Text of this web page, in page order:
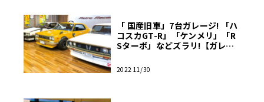
「 国産旧車」7台ガレージ! 「ハ
コスカGT-R」「ケンメリ」「R
Sターボ」などズラリ!【ガレー
2022 11/30